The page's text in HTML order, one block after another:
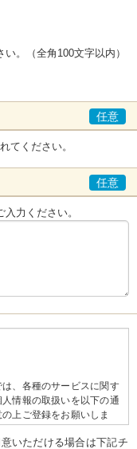
。（全角100文字以内）
てください。
力ください。
、各種のサービスに関す
情報の取扱いを以下の通
上ご登録をお願いしま
いただける場合は下記チ